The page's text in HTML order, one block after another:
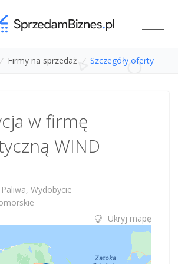
/ Firmy na sprzedaż / Szczegóły oferty
w firmę
WIND
Wydobycie
Ukryj mapę